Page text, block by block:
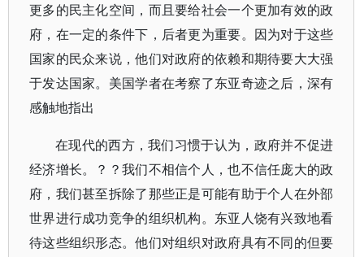
更多的民主化空间，而且要给社会一个更加有效的政
府，在一定的条件下，后者更为重要。因为对于这些
国家的民众来说，他们对政府的依赖和期待要大大强
于发达国家。美国学者在考察了东亚奇迹之后，深有
感触地指出
在现代的西方，我们习惯于认为，政府并不促进
经济增长。？？我们不相信个人，也不信任庞大的政
府，我们甚至拆除了那些正是可能有助于个人在外部
世界进行成功竞争的组织机构。东亚人饶有兴致地看
待这些组织形态。他们对组织对政府具有不同的但要